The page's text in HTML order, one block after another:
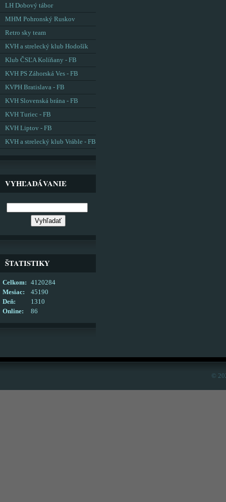
LH Dobový tábor
MHM Pohronský Ruskov
Retro sky team
KVH a strelecký klub Hodošík
Klub ČSĽA Kolíňany - FB
KVH PS Záhorská Ves - FB
KVPH Bratislava - FB
KVH Slovenská brána - FB
KVH Turiec - FB
KVH Liptov - FB
KVH a strelecký klub Vráble - FB
VYHĽADÁVANIE
ŠTATISTIKY
Online: 86
Celkom:
4120284
Mesiac:
45190
Deň:
1310
©